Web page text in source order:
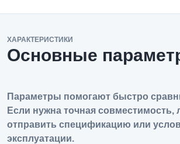
ХАРАКТЕРИСТИКИ
Основные
Параметры помогают быстро
Если нужна точная совместимость,
отправить спецификацию или
эксплуатации.